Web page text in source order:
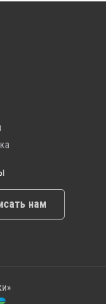
нам